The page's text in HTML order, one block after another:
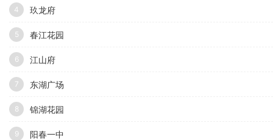
4 玖龙府
5 春江花园
6 江山府
7 东湖广场
8 锦湖花园
9 阳春一中